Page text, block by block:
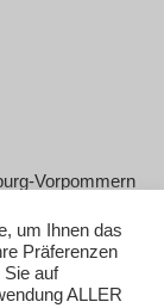
Vorpommern
um Ihnen das
Präferenzen
Sie auf
ALLER